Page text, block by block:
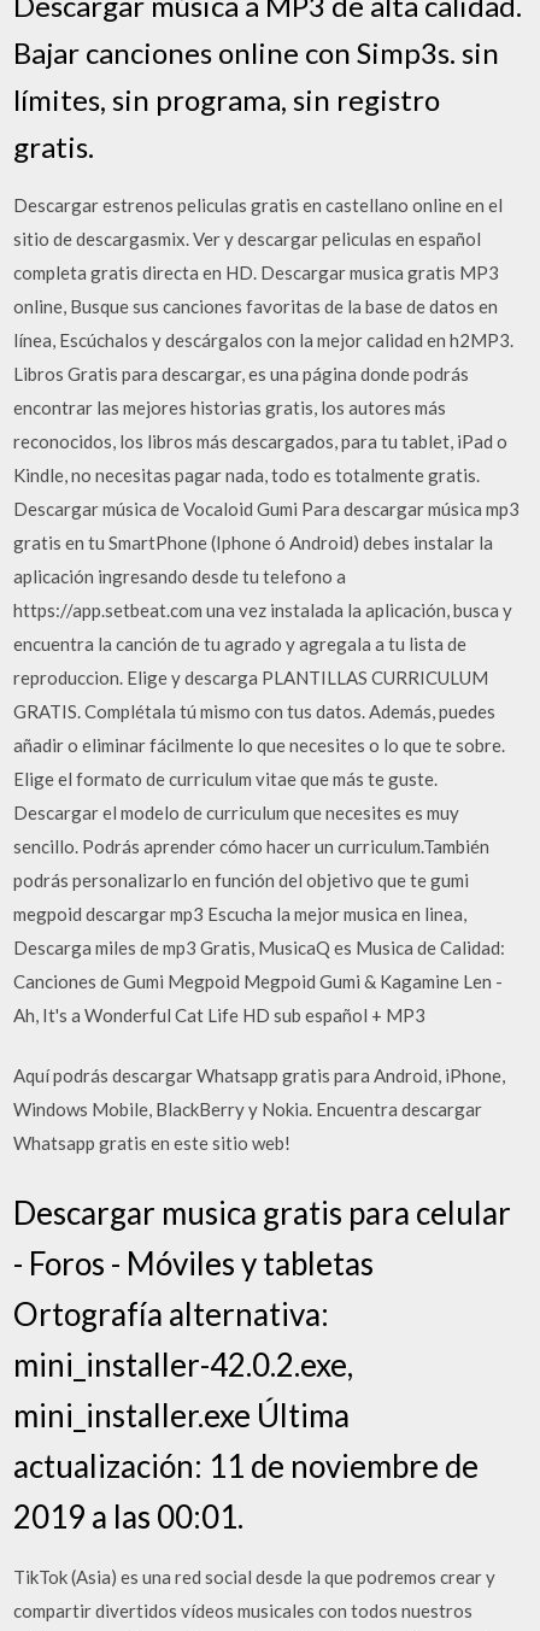
Bajar canciones online con Simp3s. sin
límites, sin programa, sin registro
gratis.
Descargar estrenos peliculas gratis en castellano online en el
sitio de descargasmix. Ver y descargar peliculas en español
completa gratis directa en HD. Descargar musica gratis MP3
online, Busque sus canciones favoritas de la base de datos en
línea, Escúchalos y descárgalos con la mejor calidad en h2MP3.
Libros Gratis para descargar, es una página donde podrás
encontrar las mejores historias gratis, los autores más
reconocidos, los libros más descargados, para tu tablet, iPad o
Kindle, no necesitas pagar nada, todo es totalmente gratis.
Descargar música de Vocaloid Gumi Para descargar música mp3
gratis en tu SmartPhone (Iphone ó Android) debes instalar la
aplicación ingresando desde tu telefono a
https://app.setbeat.com una vez instalada la aplicación, busca y
encuentra la canción de tu agrado y agregala a tu lista de
reproduccion. Elige y descarga PLANTILLAS CURRICULUM
GRATIS. Complétala tú mismo con tus datos. Además, puedes
añadir o eliminar fácilmente lo que necesites o lo que te sobre.
Elige el formato de curriculum vitae que más te guste.
Descargar el modelo de curriculum que necesites es muy
sencillo. Podrás aprender cómo hacer un curriculum.También
podrás personalizarlo en función del objetivo que te gumi
megpoid descargar mp3 Escucha la mejor musica en linea,
Descarga miles de mp3 Gratis, MusicaQ es Musica de Calidad:
Canciones de Gumi Megpoid Megpoid Gumi & Kagamine Len -
Ah, It's a Wonderful Cat Life HD sub español + MP3
Aquí podrás descargar Whatsapp gratis para Android, iPhone,
Windows Mobile, BlackBerry y Nokia. Encuentra descargar
Whatsapp gratis en este sitio web!
Descargar musica gratis para celular
- Foros - Móviles y tabletas
Ortografía alternativa:
mini_installer-42.0.2.exe,
mini_installer.exe Última
actualización: 11 de noviembre de
2019 a las 00:01.
TikTok (Asia) es una red social desde la que podremos crear y
compartir divertidos vídeos musicales con todos nuestros